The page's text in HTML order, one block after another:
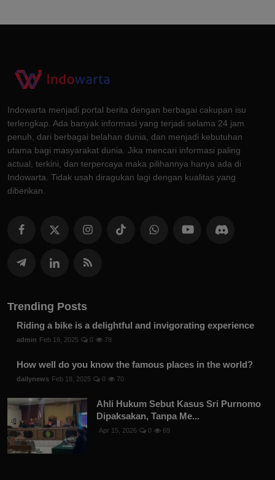
Indowarta menjadi portal berita dengan berbagai cakupan isu
terlengkap. Ada banyak informasi yang terjadi selama 24 jam
penuh, dari berbagai belahan dunia, dan menjadi kebutuhan
utama bagi masyarakat dunia. Jika mencari informasi paling
actual, terkini, dan terpercaya maka pilihannya hanya ada di
Indowarta. Tidak usah diragukan lagi dengan kualitas yang
diberikan.
Trending Posts
Riding a bike is a delightful and invigorating experience
admin Feb 19, 2025 0 78
How well do you know the famous places in the world?
dailynews Feb 18, 2025 0 70
Ahli Hukum Sebut Kasus Sri Purnomo
Dipaksakan, Tanpa Me...
Apr 15, 2026 0 69